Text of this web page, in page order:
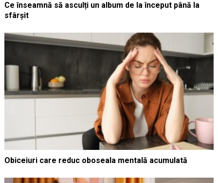
Ce înseamnă să asculți un album de la început până la
sfârșit
Obiceiuri care reduc oboseala mentală acumulată